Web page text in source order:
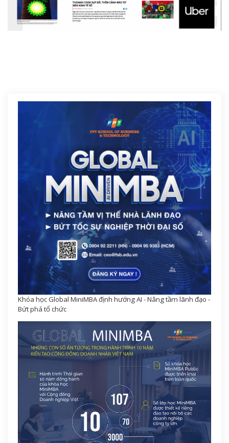
Khóa học Global MiniMBA định hướng AI - Nâng tầm lãnh đạo -
Bứt phá tổ chức